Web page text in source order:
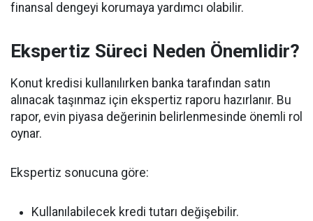
finansal dengeyi korumaya yardımcı olabilir.
Ekspertiz Süreci Neden Önemlidir?
Konut kredisi kullanılırken banka tarafından satın
alınacak taşınmaz için ekspertiz raporu hazırlanır. Bu
rapor, evin piyasa değerinin belirlenmesinde önemli rol
oynar.
Ekspertiz sonucuna göre:
Kullanılabilecek kredi tutarı değişebilir.